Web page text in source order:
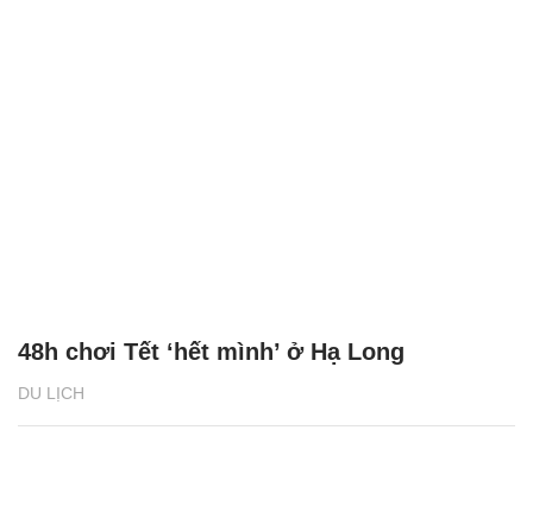
DU LỊCH
48h chơi Tết ‘hết mình’ ở Hạ Long